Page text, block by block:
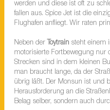
werden und diese ist oft zu
fallen aus. Spice Jet ist die
Flughafen anfliegt. Wir raten
Neben der Toytrainsteht einem
motorisierte Fortbewegung nur
Strecken sind in dem kleinen
man braucht lange, da der
übrig läßt. Der Monsun ist und
Herausforderung an die
Belag selber, sondern auch